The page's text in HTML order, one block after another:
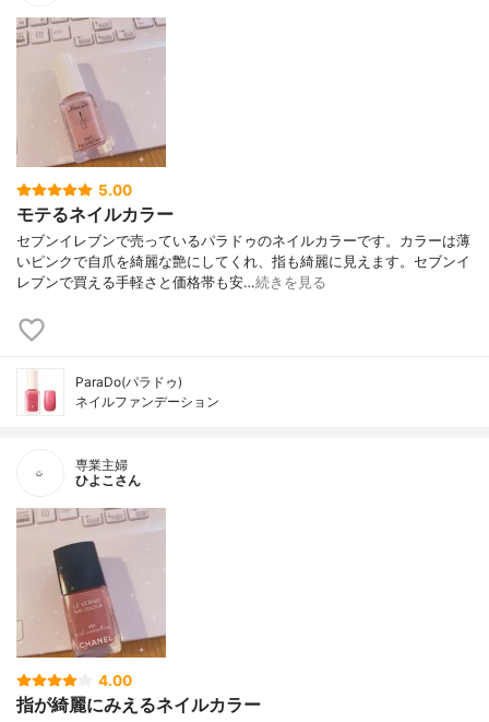
5.00
モテるネイルカラー
セブンイレブンで売っているパラドゥのネイルカラーです。カラーは薄
いピンクで自爪を綺麗な艶にしてくれ、指も綺麗に見えます。セブンイ
レブンで買える手軽さと価格帯も安…続きを見る
ParaDo(パラドゥ)
ネイルファンデーション
専業主婦
ひよこさん
4.00
指が綺麗にみえるネイルカラー